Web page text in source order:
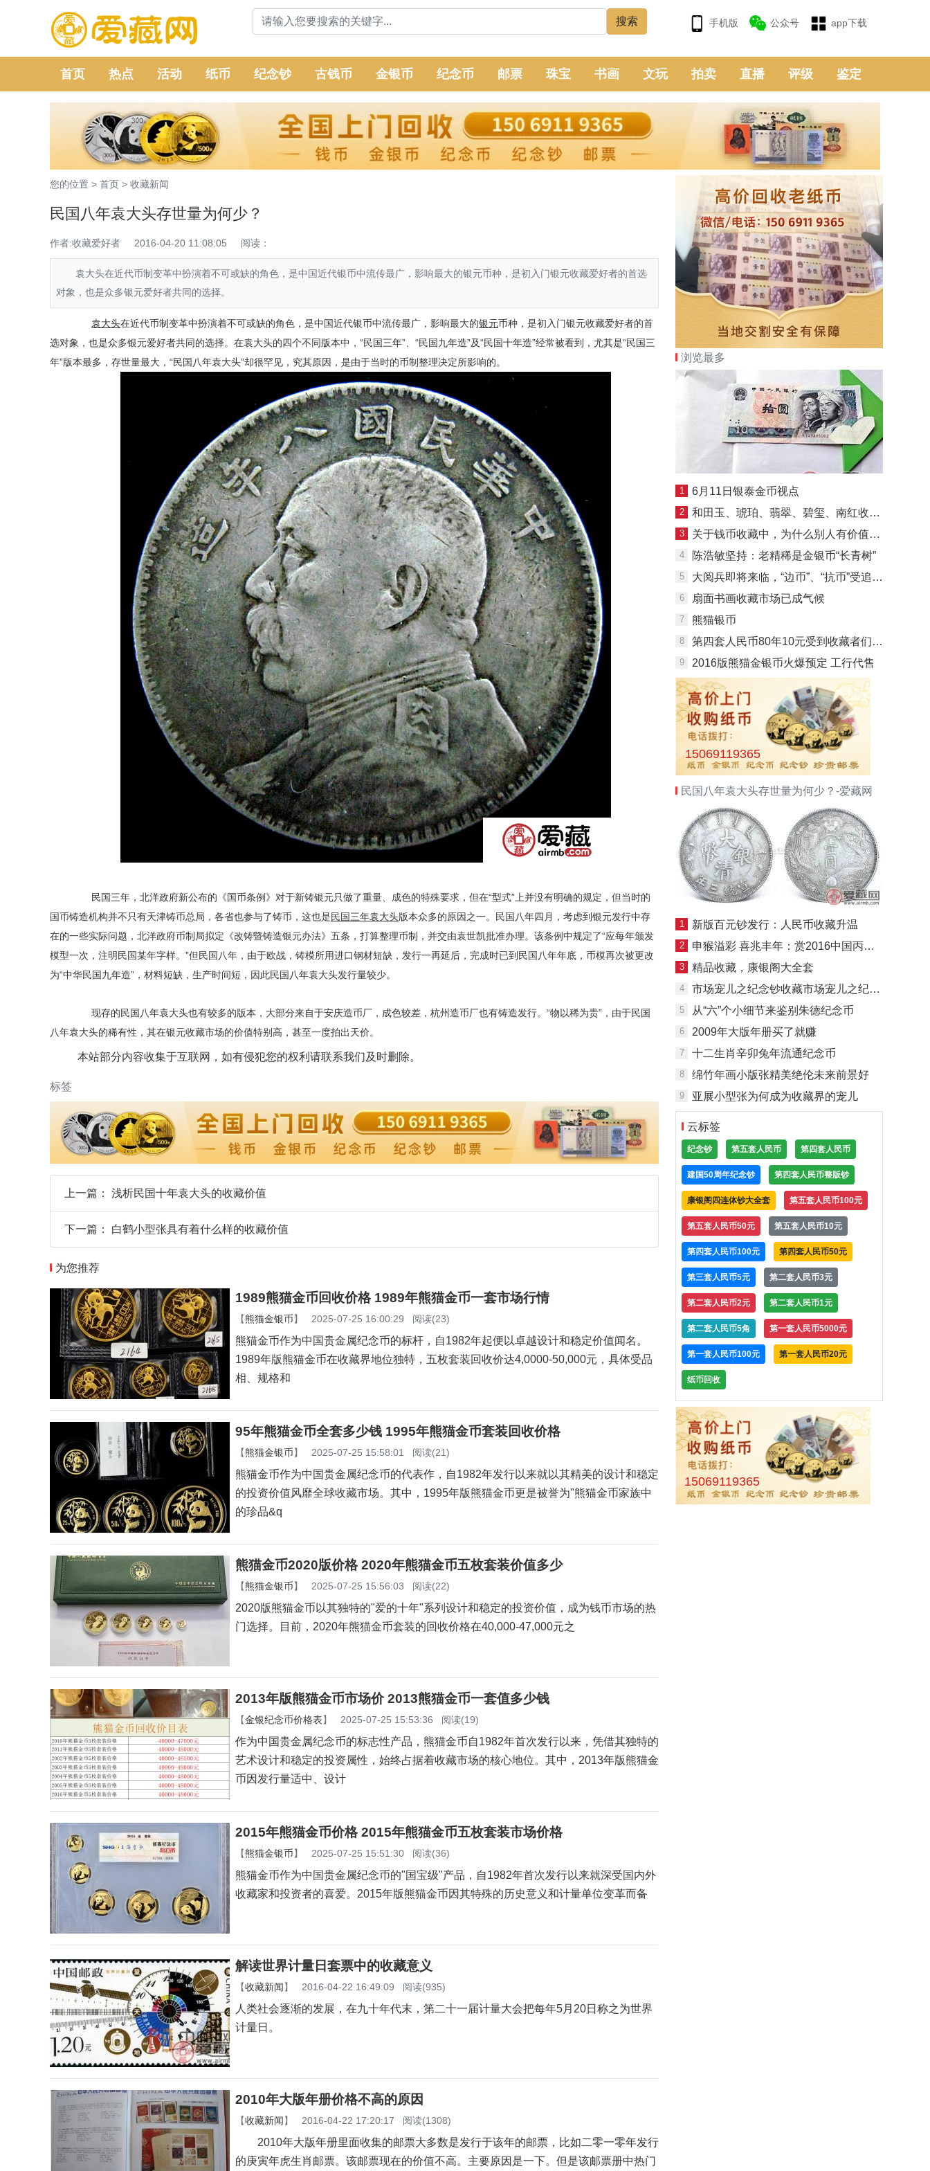
手机版 公众号 app下载
首页 热点 活动 纸币 纪念钞 古钱币 金银币 纪念币 邮票 珠宝 书画 文玩 拍卖 直播 评级 鉴定
您的位置 > 首页 > 收藏新闻
民国八年袁大头存世量为何少？
作者:收藏爱好者 2016-04-20 11:08:05 阅读：
袁大头在近代币制变革中扮演着不可或缺的角色，是中国近代银币中流传最广，影响最大的银元币种，是初入门银元收藏爱好者的首选
对象，也是众多银元爱好者共同的选择。
袁大头在近代币制变革中扮演着不可或缺的角色，是中国近代银币中流传最广，影响最大的银元币种，是初入门银元收藏爱好者的首
选对象，也是众多银元爱好者共同的选择。在袁大头的四个不同版本中，“民国三年”、“民国九年造”及“民国十年造”经常被看到，尤其是“民国三
年”版本最多，存世量最大，“民国八年袁大头”却很罕见，究其原因，是由于当时的币制整理决定所影响的。
民国三年，北洋政府新公布的《国币条例》对于新铸银元只做了重量、成色的特殊要求，但在“型式”上并没有明确的规定，但当时的
国币铸造机构并不只有天津铸币总局，各省也参与了铸币，这也是民国三年袁大头版本众多的原因之一。民国八年四月，考虑到银元发行中存
在的一些实际问题，北洋政府币制局拟定《改铸暨铸造银元办法》五条，打算整理币制，并交由袁世凯批准办理。该条例中规定了“应每年颁发
模型一次，注明民国某年字样。”但民国八年，由于欧战，铸模所用进口钢材短缺，发行一再延后，完成时已到民国八年年底，币模再次被更改
为“中华民国九年造”，材料短缺，生产时间短，因此民国八年袁大头发行量较少。
现存的民国八年袁大头也有较多的版本，大部分来自于安庆造币厂，成色较差，杭州造币厂也有铸造发行。“物以稀为贵”，由于民国
八年袁大头的稀有性，其在银元收藏市场的价值特别高，甚至一度拍出天价。
本站部分内容收集于互联网，如有侵犯您的权利请联系我们及时删除。
标签
上一篇： 浅析民国十年袁大头的收藏价值
下一篇： 白鹤小型张具有着什么样的收藏价值
为您推荐
1989熊猫金币回收价格 1989年熊猫金币一套市场行情
【熊猫金银币】 2025-07-25 16:00:29 阅读(23)
熊猫金币作为中国贵金属纪念币的标杆，自1982年起便以卓越设计和稳定价值闻名。
1989年版熊猫金币在收藏界地位独特，五枚套装回收价达4,0000-50,000元，具体受品
相、规格和
95年熊猫金币全套多少钱 1995年熊猫金币套装回收价格
【熊猫金银币】 2025-07-25 15:58:01 阅读(21)
熊猫金币作为中国贵金属纪念币的代表作，自1982年发行以来就以其精美的设计和稳定
的投资价值风靡全球收藏市场。其中，1995年版熊猫金币更是被誉为"熊猫金币家族中
的珍品&q
熊猫金币2020版价格 2020年熊猫金币五枚套装价值多少
【熊猫金银币】 2025-07-25 15:56:03 阅读(22)
2020版熊猫金币以其独特的"爱的十年"系列设计和稳定的投资价值，成为钱币市场的热
门选择。目前，2020年熊猫金币套装的回收价格在40,000-47,000元之
2013年版熊猫金币市场价 2013熊猫金币一套值多少钱
【金银纪念币价格表】 2025-07-25 15:53:36 阅读(19)
作为中国贵金属纪念币的标志性产品，熊猫金币自1982年首次发行以来，凭借其独特的
艺术设计和稳定的投资属性，始终占据着收藏市场的核心地位。其中，2013年版熊猫金
币因发行量适中、设计
2015年熊猫金币价格 2015年熊猫金币五枚套装市场价格
【熊猫金银币】 2025-07-25 15:51:30 阅读(36)
熊猫金币作为中国贵金属纪念币的"国宝级"产品，自1982年首次发行以来就深受国内外
收藏家和投资者的喜爱。2015年版熊猫金币因其特殊的历史意义和计量单位变革而备
解读世界计量日套票中的收藏意义
【收藏新闻】 2016-04-22 16:49:09 阅读(935)
人类社会逐渐的发展，在九十年代末，第二十一届计量大会把每年5月20日称之为世界
计量日。
2010年大版年册价格不高的原因
【收藏新闻】 2016-04-22 17:20:17 阅读(1308)
2010年大版年册里面收集的邮票大多数是发行于该年的邮票，比如二零一零年发行
的庚寅年虎生肖邮票。该邮票现在的价值不高。主要原因是一下。但是该邮票册中热门
浏览最多
1 6月11日银泰金币视点
2 和田玉、琥珀、翡翠、碧玺、南红收藏人请注意!
3 关于钱币收藏中，为什么别人有价值，而自己的没有
4 陈浩敏坚持：老精稀是金银币“长青树”
5 大阅兵即将来临，“边币”、“抗币”受追捧”
6 扇面书画收藏市场已成气候
7 熊猫银币
8 第四套人民币80年10元受到收藏者们的追捧
9 2016版熊猫金银币火爆预定 工行代售
15069119365
民国八年袁大头存世量为何少？-爱藏网
1 新版百元钞发行：人民币收藏升温
2 申猴溢彩 喜兆丰年：赏2016中国丙申(猴)金银币＂装饰猴＂
3 精品收藏，康银阁大全套
4 市场宠儿之纪念钞收藏市场宠儿之纪念钞收藏
5 从“六”个小细节来鉴别朱德纪念币
6 2009年大版年册买了就赚
7 十二生肖辛卯兔年流通纪念币
8 绵竹年画小版张精美绝伦未来前景好
9 亚展小型张为何成为收藏界的宠儿
云标签
纪念钞 第五套人民币 第四套人民币
建国50周年纪念钞 第四套人民币整版钞
康银阁四连体钞大全套 第五套人民币100元
第五套人民币50元 第五套人民币10元
第四套人民币100元 第四套人民币50元
第三套人民币5元 第二套人民币3元
第二套人民币2元 第二套人民币1元
第二套人民币5角 第一套人民币5000元
第一套人民币100元 第一套人民币20元
纸币回收
15069119365